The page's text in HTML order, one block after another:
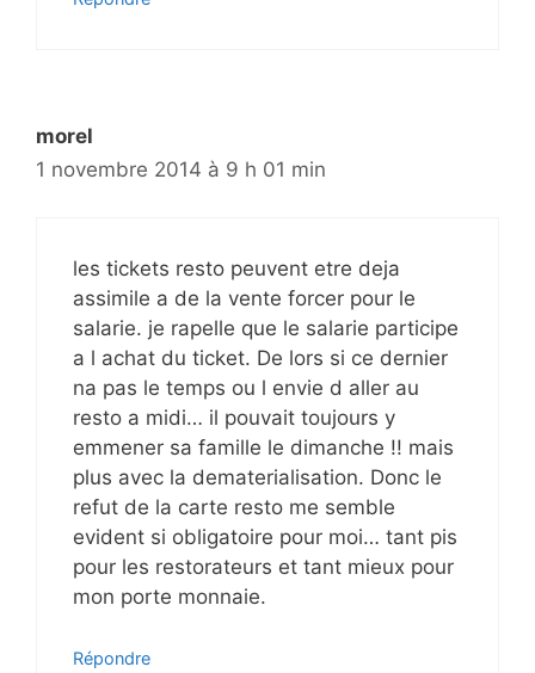
morel
1 novembre 2014 à 9 h 01 min
les tickets resto peuvent etre deja
assimile a de la vente forcer pour le
salarie. je rapelle que le salarie participe
a l achat du ticket. De lors si ce dernier
na pas le temps ou l envie d aller au
resto a midi… il pouvait toujours y
emmener sa famille le dimanche !! mais
plus avec la dematerialisation. Donc le
refut de la carte resto me semble
evident si obligatoire pour moi… tant pis
pour les restorateurs et tant mieux pour
mon porte monnaie.
Répondre